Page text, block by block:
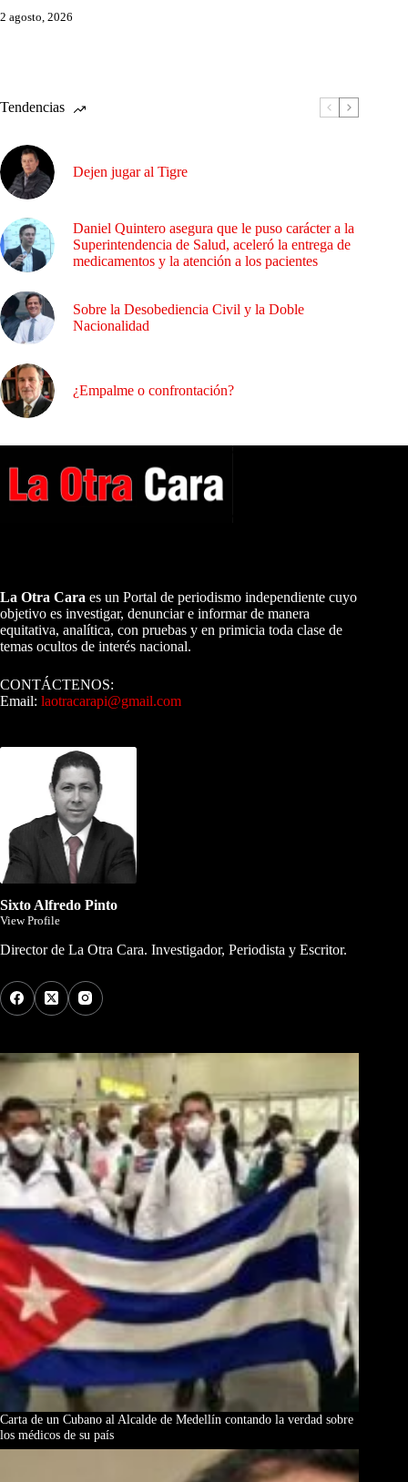
2 agosto, 2026
Tendencias
Dejen jugar al Tigre
Daniel Quintero asegura que le puso carácter a la
Superintendencia de Salud, aceleró la entrega de
medicamentos y la atención a los pacientes
Sobre la Desobediencia Civil y la Doble
Nacionalidad
¿Empalme o confrontación?
La Otra Cara es un Portal de periodismo independiente cuyo
objetivo es investigar, denunciar e informar de manera
equitativa, analítica, con pruebas y en primicia toda clase de
temas ocultos de interés nacional.
CONTÁCTENOS:
Email: laotracarapi@gmail.com
Sixto Alfredo Pinto
View Profile
Director de La Otra Cara. Investigador, Periodista y Escritor.
Carta de un Cubano al Alcalde de Medellín contando la verdad sobre
los médicos de su país